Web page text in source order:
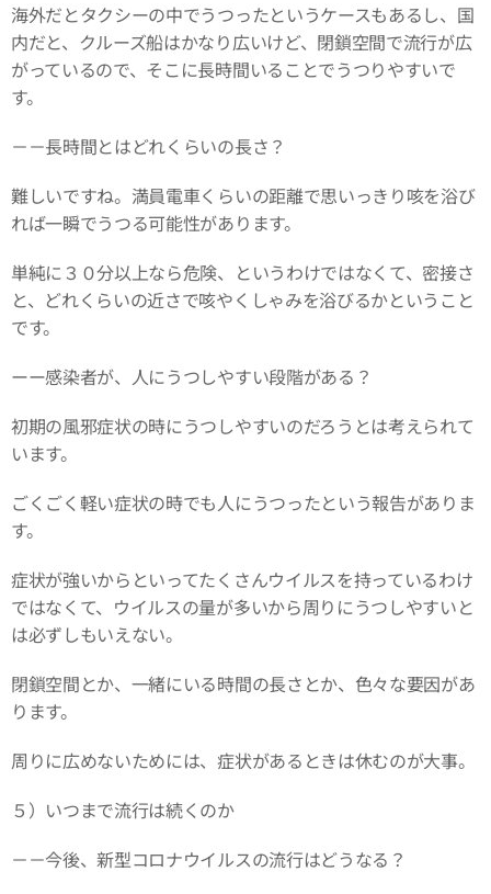
海外だとタクシーの中でうつったというケースもあるし、国
内だと、クルーズ船はかなり広いけど、閉鎖空間で流行が広
がっているので、そこに長時間いることでうつりやすいで
す。
－－長時間とはどれくらいの長さ？
難しいですね。満員電車くらいの距離で思いっきり咳を浴び
れば一瞬でうつる可能性があります。
単純に３０分以上なら危険、というわけではなくて、密接さ
と、どれくらいの近さで咳やくしゃみを浴びるかということ
です。
ーー感染者が、人にうつしやすい段階がある？
初期の風邪症状の時にうつしやすいのだろうとは考えられて
います。
ごくごく軽い症状の時でも人にうつったという報告がありま
す。
症状が強いからといってたくさんウイルスを持っているわけ
ではなくて、ウイルスの量が多いから周りにうつしやすいと
は必ずしもいえない。
閉鎖空間とか、一緒にいる時間の長さとか、色々な要因があ
ります。
周りに広めないためには、症状があるときは休むのが大事。
５）いつまで流行は続くのか
－－今後、新型コロナウイルスの流行はどうなる？